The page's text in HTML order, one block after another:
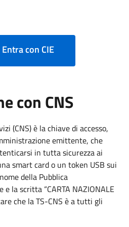
Entra con CIE
con CNS
(CNS) è la chiave di accesso,
emittente, che
in tutta sicurezza ai
smart card o un token USB sui
della Pubblica
la scritta “CARTA NAZIONALE
che la TS-CNS è a tutti gli